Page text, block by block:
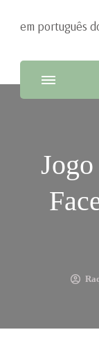
em português